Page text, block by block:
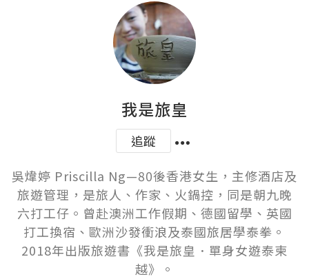
我是旅皇
追蹤
吳煒婷 Priscilla Ng—80後香港女生，主修酒店及
旅遊管理，是旅人、作家、火鍋控，同是朝九晚
六打工仔。曾赴澳洲工作假期、德國留學、英國
打工換宿、歐洲沙發衝浪及泰國旅居學泰拳。
2018年出版旅遊書《我是旅皇．單身女遊泰柬
越》。